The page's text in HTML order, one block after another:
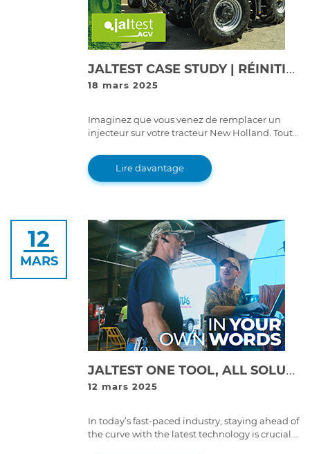
JALTEST CASE STUDY | RÉINITIALISATION DES INJECTEURS SUR UN NEW HOLLAND TIER 5 STAGE V
18 mars 2025
Imaginez que vous venez de remplacer un
injecteur sur votre tracteur New Holland. Tout
ne fonctionne pas comme il le devrait ?
Lire davantage
12
MARS
JALTEST ONE TOOL, ALL SOLUTIONS
12 mars 2025
In today’s fast-paced industry, staying ahead of
the curve with the latest technology is crucial.